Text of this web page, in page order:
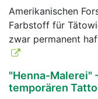
Amerikanischen
Farbstoff für
zwar permanent
"Henna-Malerei"
temporären